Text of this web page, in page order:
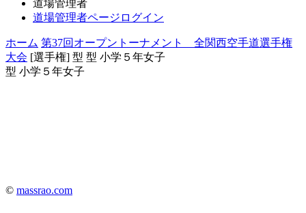
道場管理者
道場管理者ページログイン
ホーム 第37回オープントーナメント 全関西空手道選手権
大会 [選手権] 型 型 小学５年女子
型 小学５年女子
© massrao.com